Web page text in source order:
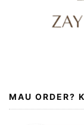
MAU ORDER?